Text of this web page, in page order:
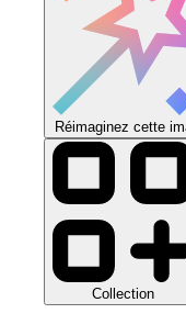
Réimaginez cette
Collection